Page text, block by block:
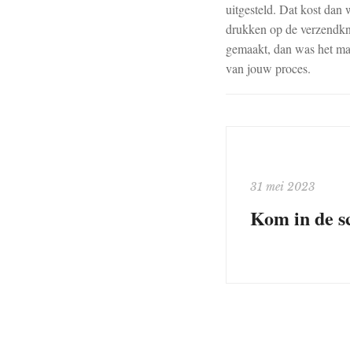
uitgesteld. Dat kost dan
drukken op de
gemaakt, dan was het
van jouw proces.
31 mei 2023
Kom in de